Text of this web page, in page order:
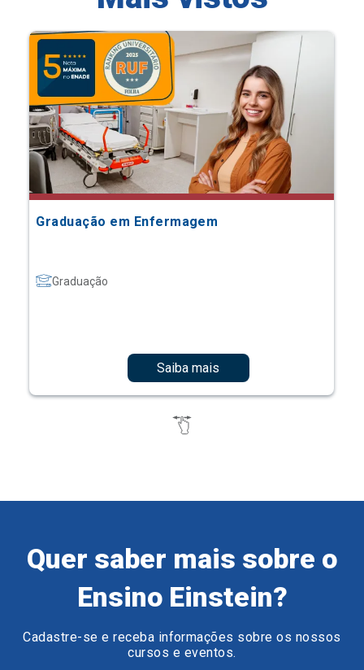
Graduação em Enfermagem
Graduação
Saiba mais
Quer saber mais sobre o
Ensino Einstein?
Cadastre-se e receba informações sobre os nossos
cursos e eventos.